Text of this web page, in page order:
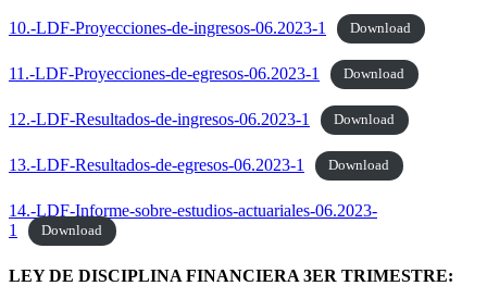
10.-LDF-Proyecciones-de-ingresos-06.2023-1 Download
11.-LDF-Proyecciones-de-egresos-06.2023-1 Download
12.-LDF-Resultados-de-ingresos-06.2023-1 Download
13.-LDF-Resultados-de-egresos-06.2023-1 Download
14.-LDF-Informe-sobre-estudios-actuariales-06.2023-
1
Download
LEY DE DISCIPLINA FINANCIERA 3ER TRIMESTRE: